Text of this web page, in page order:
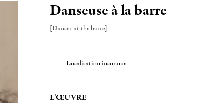
Danseuse à la barre
[Dancer at the barre]
Localisation inconnue
L'ŒUVRE